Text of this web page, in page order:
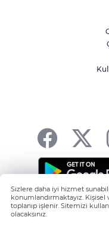
HABER YAZILIMIve
Sizlere daha iyi hizmet
konumlandırmaktayız.
toplanıp işlenir. Sitemizi
olacaksınız.